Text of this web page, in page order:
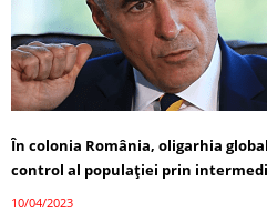
În colonia România, oligarhia
control al populației prin
10/04/2023